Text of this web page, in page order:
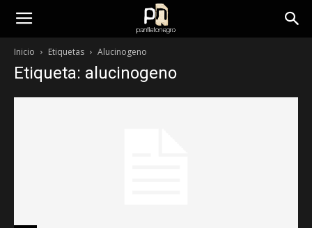
panfletonegro
Inicio Etiquetas Alucinogeno
Etiqueta: alucinogeno